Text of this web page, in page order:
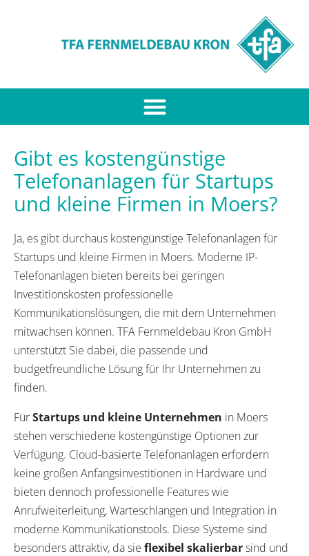
Gibt es kostengünstige
Telefonanlagen für Startups
und kleine Firmen in Moers?
Ja, es gibt durchaus kostengünstige Telefonanlagen für
Startups und kleine Firmen in Moers. Moderne IP-
Telefonanlagen bieten bereits bei geringen
Investitionskosten professionelle
Kommunikationslösungen, die mit dem Unternehmen
mitwachsen können. TFA Fernmeldebau Kron GmbH
unterstützt Sie dabei, die passende und
budgetfreundliche Lösung für Ihr Unternehmen zu
finden.
FürStartups und kleine Unternehmen in Moers
stehen verschiedene kostengünstige Optionen zur
Verfügung. Cloud-basierte Telefonanlagen erfordern
keine großen Anfangsinvestitionen in Hardware und
bieten dennoch professionelle Features wie
Anrufweiterleitung, Warteschlangen und Integration in
moderne Kommunikationstools. Diese Systeme sind
besonders attraktiv, da sie flexibel skalierbarsind und